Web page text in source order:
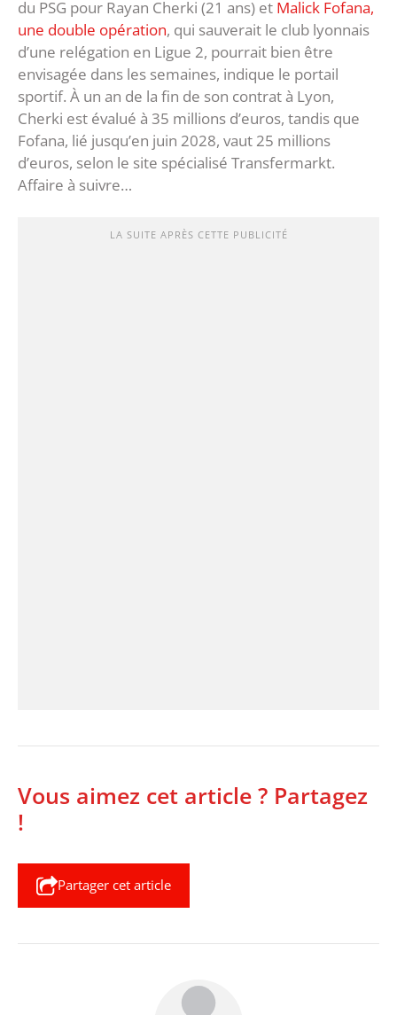
du PSG pour Rayan Cherki (21 ans) et Malick Fofana,
une double opération, qui sauverait le club lyonnais
d’une relégation en Ligue 2, pourrait bien être
envisagée dans les semaines, indique le portail
sportif. À un an de la fin de son contrat à Lyon,
Cherki est évalué à 35 millions d’euros, tandis que
Fofana, lié jusqu’en juin 2028, vaut 25 millions
d’euros, selon le site spécialisé Transfermarkt.
Affaire à suivre…
LA SUITE APRÈS CETTE PUBLICITÉ
Vous aimez cet article ? Partagez
!
Partager cet article